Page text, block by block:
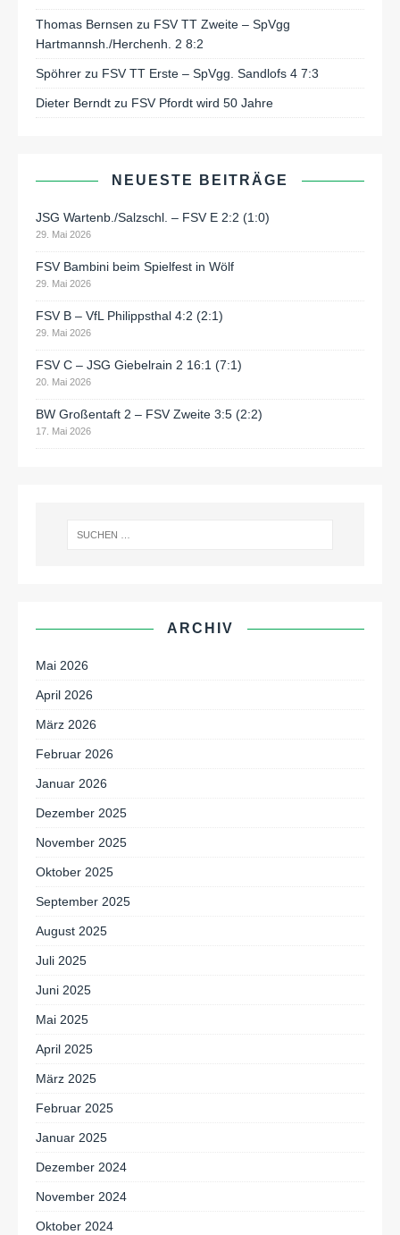
Thomas Bernsen zu FSV TT Zweite – SpVgg
Hartmannsh./Herchenh. 2 8:2
Spöhrer zu FSV TT Erste – SpVgg. Sandlofs 4 7:3
Dieter Berndt zu FSV Pfordt wird 50 Jahre
NEUESTE BEITRÄGE
JSG Wartenb./Salzschl. – FSV E 2:2 (1:0)
29. Mai 2026
FSV Bambini beim Spielfest in Wölf
29. Mai 2026
FSV B – VfL Philippsthal 4:2 (2:1)
29. Mai 2026
FSV C – JSG Giebelrain 2 16:1 (7:1)
20. Mai 2026
BW Großentaft 2 – FSV Zweite 3:5 (2:2)
17. Mai 2026
ARCHIV
Mai 2026
April 2026
März 2026
Februar 2026
Januar 2026
Dezember 2025
November 2025
Oktober 2025
September 2025
August 2025
Juli 2025
Juni 2025
Mai 2025
April 2025
März 2025
Februar 2025
Januar 2025
Dezember 2024
November 2024
Oktober 2024